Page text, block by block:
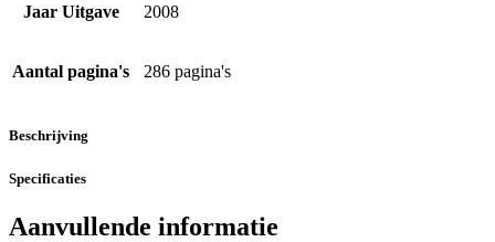
Jaar Uitgave 2008
Aantal pagina's 286 pagina's
Beschrijving
Specificaties
Aanvullende informatie